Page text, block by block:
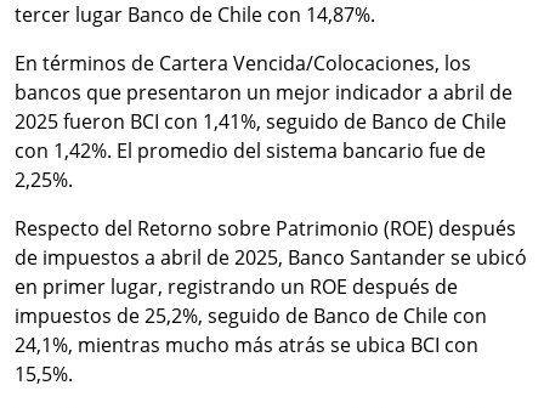
tercer lugar Banco de Chile con 14,87%.
En términos de Cartera Vencida/Colocaciones, los
bancos que presentaron un mejor indicador a abril de
2025 fueron BCI con 1,41%, seguido de Banco de Chile
con 1,42%. El promedio del sistema bancario fue de
2,25%.
Respecto del Retorno sobre Patrimonio (ROE) después
de impuestos a abril de 2025, Banco Santander se ubicó
en primer lugar, registrando un ROE después de
impuestos de 25,2%, seguido de Banco de Chile con
24,1%, mientras mucho más atrás se ubica BCI con
15,5%.